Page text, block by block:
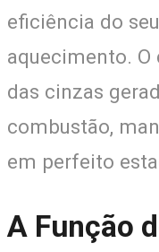
eficiência do
aquecimento.
das cinzas
combustão,
em perfeito
A Função